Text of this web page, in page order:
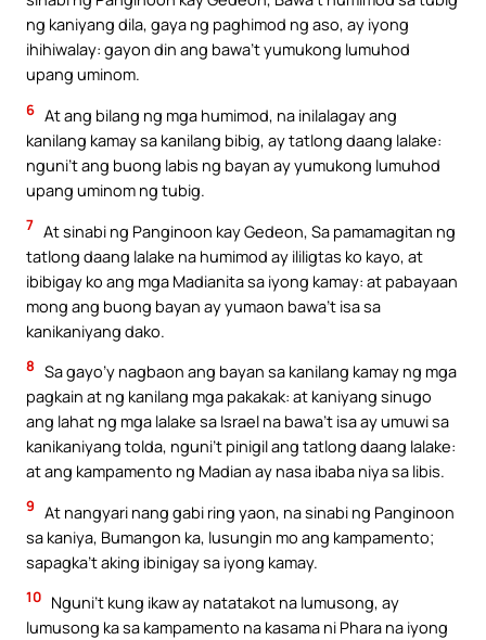
ng kaniyang dila, gaya ng paghimod ng aso, ay iyong
ihihiwalay: gayon din ang bawa’t yumukong lumuhod
upang uminom.
6 At ang bilang ng mga humimod, na inilalagay ang
kanilang kamay sa kanilang bibig, ay tatlong daang lalake:
nguni’t ang buong labis ng bayan ay yumukong lumuhod
upang uminom ng tubig.
7 At sinabi ng Panginoon kay Gedeon, Sa pamamagitan ng
tatlong daang lalake na humimod ay ililigtas ko kayo, at
ibibigay ko ang mga Madianita sa iyong kamay: at pabayaan
mong ang buong bayan ay yumaon bawa’t isa sa
kanikaniyang dako.
8 Sa gayo’y nagbaon ang bayan sa kanilang kamay ng mga
pagkain at ng kanilang mga pakakak: at kaniyang sinugo
ang lahat ng mga lalake sa Israel na bawa’t isa ay umuwi sa
kanikaniyang tolda, nguni’t pinigil ang tatlong daang lalake:
at ang kampamento ng Madian ay nasa ibaba niya sa libis.
9 At nangyari nang gabi ring yaon, na sinabi ng Panginoon
sa kaniya, Bumangon ka, lusungin mo ang kampamento;
sapagka’t aking ibinigay sa iyong kamay.
10 Nguni’t kung ikaw ay natatakot na lumusong, ay
lumusong ka sa kampamento na kasama ni Phara na iyong